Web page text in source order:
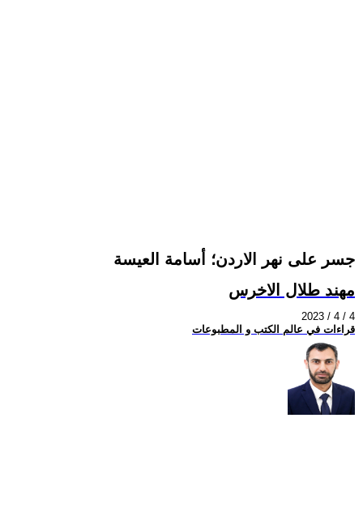
جسر على نهر الاردن؛ أسامة العيسة
مهند طلال الاخرس
2023 / 4 / 4
قراءات في عالم الكتب و المطبوعات